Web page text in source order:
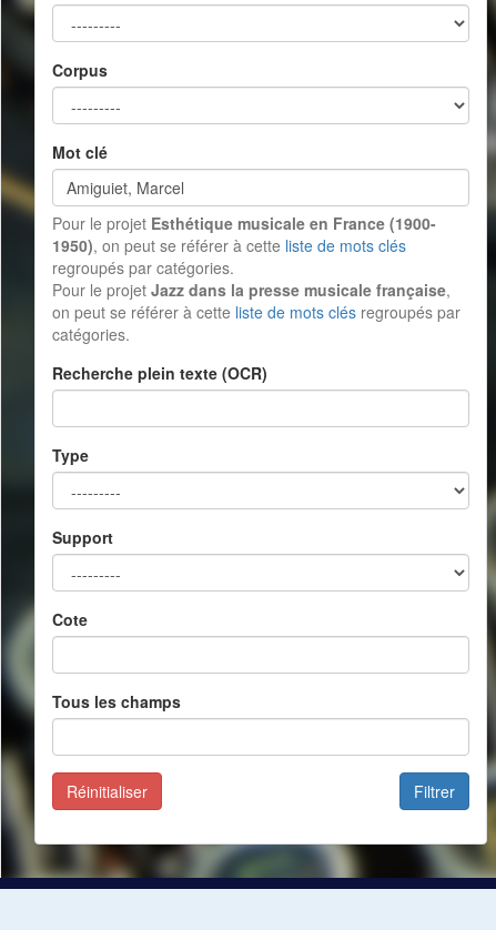
Corpus
Mot clé
Pour le projet Esthétique musicale en France (1900-
1950), on peut se référer à cette liste de mots clés
regroupés par catégories.
Pour le projet Jazz dans la presse musicale française,
on peut se référer à cette liste de mots clés regroupés par
catégories.
Recherche plein texte (OCR)
Type
Support
Cote
Tous les champs
Filtrer
Réinitialiser